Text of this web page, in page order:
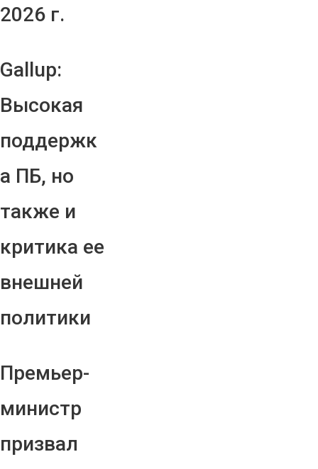
2026 г.
Gallup:
Высокая
поддержк
а ПБ, но
также и
критика ее
внешней
политики
Премьер-
министр
призвал